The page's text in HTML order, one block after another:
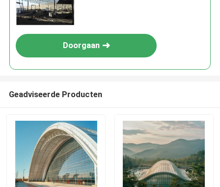
Doorgaan
Geadviseerde Producten